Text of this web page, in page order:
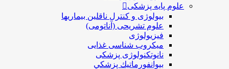
علوم پایه پزشکی
بیولوژی و کنترل ناقلین بیماریها
علوم تشریحی (آناتومی)
فیزیولوژی
ميكروب شناسی غذایی
نانوتکنولوژی پزشکی
بيوانفورماتيك پزشكي